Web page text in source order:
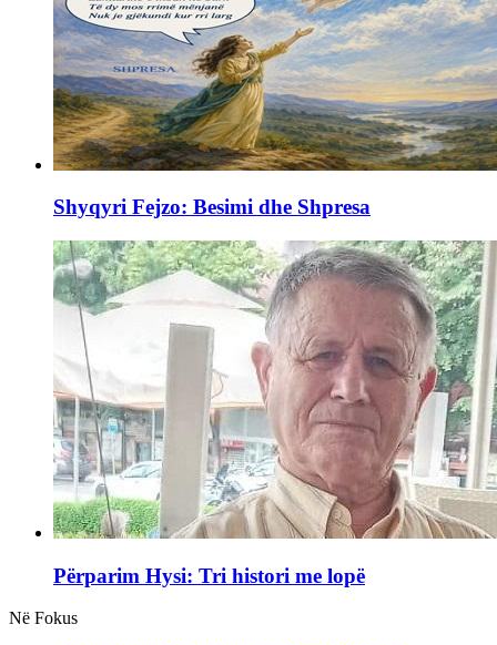
Shyqyri Fejzo: Besimi dhe Shpresa
Përparim Hysi: Tri histori me lopë
Në Fokus